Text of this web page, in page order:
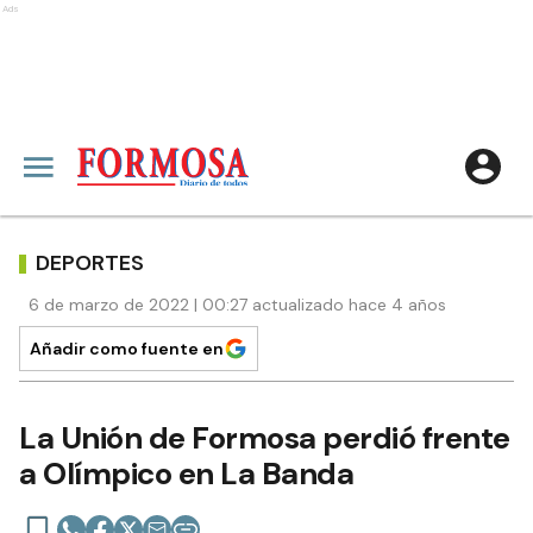
Ads
DEPORTES
6 de marzo de 2022 | 00:27 actualizado hace 4 años
Añadir como fuente en
La Unión de Formosa perdió frente
a Olímpico en La Banda